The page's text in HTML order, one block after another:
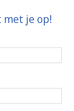
met je op!